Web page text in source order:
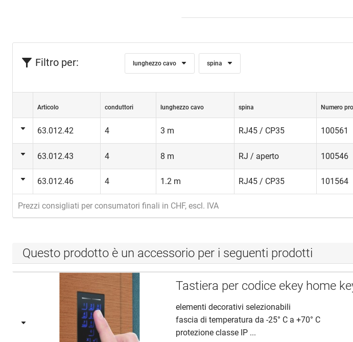
Filtro per: lunghezzo cavo spina
Articolo conduttori lunghezzo cavo spina Numero
63.012.42 4 3 m RJ45 / CP35 100561
63.012.43 4 8 m RJ / aperto 100546
63.012.46 4 1.2 m RJ45 / CP35 101564
Prezzi consigliati per consumatori finali in CHF, escl. IVA
Questo prodotto è un accessorio per i seguenti prodotti
Tastiera per codice ekey home
elementi decorativi selezionabili
fascia di temperatura da -25° C a +70° C
protezione classe IP ...